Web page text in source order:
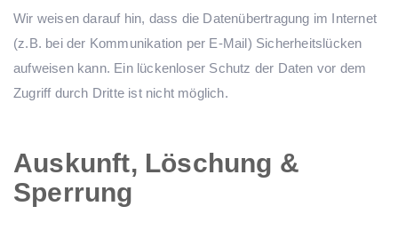
Wir weisen darauf hin, dass die Datenübertragung im Internet
(z.B. bei der Kommunikation per E-Mail) Sicherheitslücken
aufweisen kann. Ein lückenloser Schutz der Daten vor dem
Zugriff durch Dritte ist nicht möglich.
Auskunft, Löschung &
Sperrung